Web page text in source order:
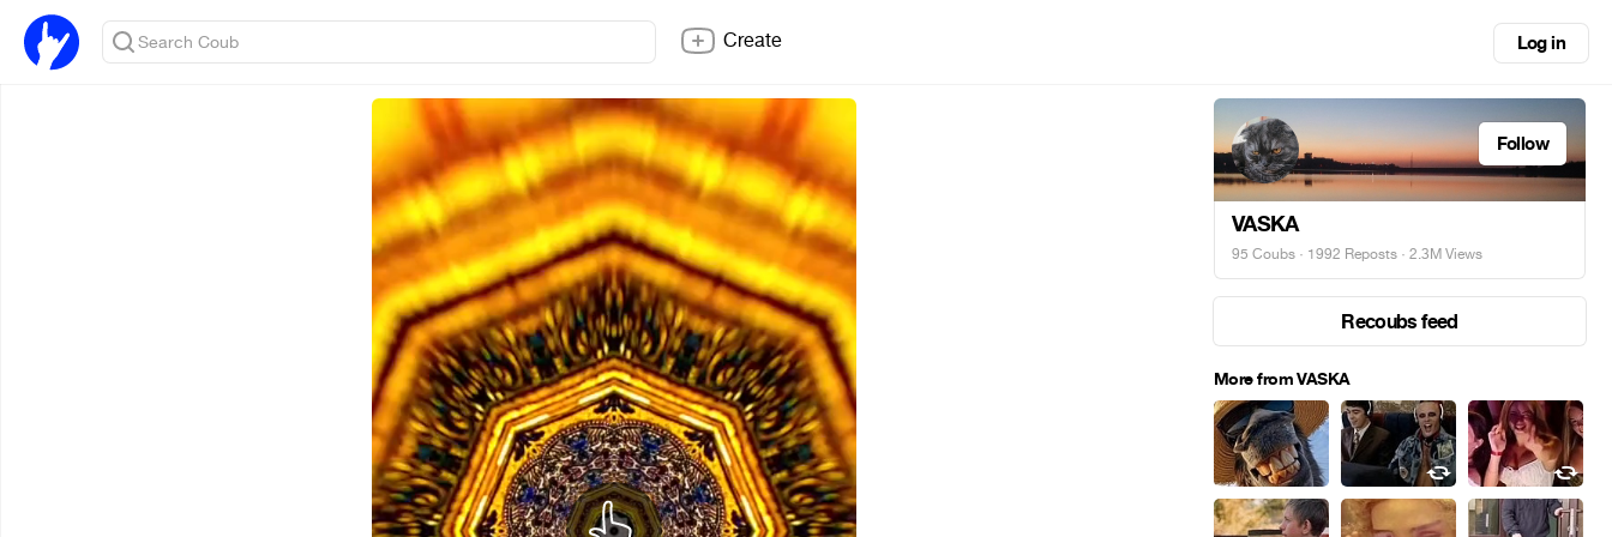
Create Log in
Follow
VASKA
95 Coubs · 1992 Reposts · 2.3M Views
Recoubs feed
More from VASKA